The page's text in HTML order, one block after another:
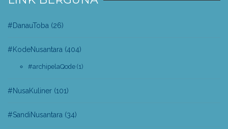
#DanauToba (26)
#KodeNusantara (404)
#archipelaQode (1)
#NusaKuliner (101)
#SandiNusantara (34)